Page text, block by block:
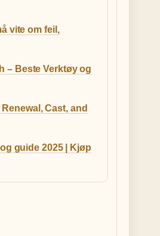
vite om feil,
– Beste Verktøy og
Cast, and
guide 2025 | Kjøp